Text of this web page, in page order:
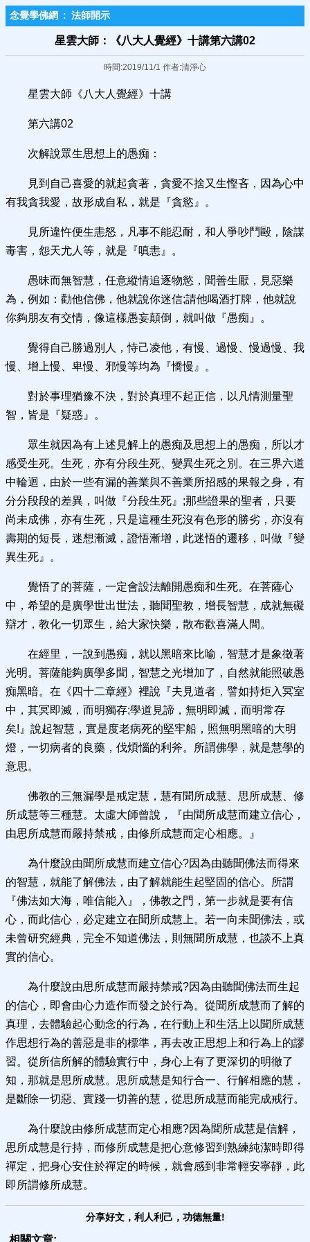
念覺學佛網 : 法師開示
星雲大師：《八大人覺經》十講第六講02
時間:2019/11/1 作者:清淨心
星雲大師《八大人覺經》十講
第六講02
次解說眾生思想上的愚痴：
見到自己喜愛的就起貪著，貪愛不捨又生慳吝，因為心中
有我貪我愛，故形成自私，就是『貪慾』。
見所違忤便生恚怒，凡事不能忍耐，和人爭吵鬥毆，陰謀
毒害，怨天尤人等，就是『嗔恚』。
愚昧而無智慧，任意縱情追逐物慾，聞善生厭，見惡樂
為，例如：勸他信佛，他就說你迷信;請他喝酒打牌，他就說
你夠朋友有交情，像這樣愚妄顛倒，就叫做『愚痴』。
覺得自己勝過別人，恃己凌他，有慢、過慢、慢過慢、我
慢、增上慢、卑慢、邪慢等均為『憍慢』。
對於事理猶豫不決，對於真理不起正信，以凡情測量聖
智，皆是『疑惑』。
眾生就因為有上述見解上的愚痴及思想上的愚痴，所以才
感受生死。生死，亦有分段生死、變異生死之別。在三界六道
中輪迴，由於一些有漏的善業與不善業所招感的果報之身，有
分分段段的差異，叫做『分段生死』;那些證果的聖者，只要
尚未成佛，亦有生死，只是這種生死沒有色形的勝劣，亦沒有
壽期的短長，迷想漸滅，證悟漸增，此迷悟的遷移，叫做『變
異生死』。
覺悟了的菩薩，一定會設法離開愚痴和生死。在菩薩心
中，希望的是廣學世出世法，聽聞聖教，增長智慧，成就無礙
辯才，教化一切眾生，給大家快樂，散布歡喜滿人間。
在經里，一說到愚痴，就以黑暗來比喻，智慧才是象徵著
光明。菩薩能夠廣學多聞，智慧之光增加了，自然就能照破愚
痴黑暗。在《四十二章經》裡說『夫見道者，譬如持炬入冥室
中，其冥即滅，而明獨存;學道見諦，無明即滅，而明常存
矣!』說起智慧，實是度老病死的堅牢船，照無明黑暗的大明
燈，一切病者的良藥，伐煩惱的利斧。所謂佛學，就是慧學的
意思。
佛教的三無漏學是戒定慧，慧有聞所成慧、思所成慧、修
所成慧等三種慧。太虛大師曾說，『由聞所成慧而建立信心，
由思所成慧而嚴持禁戒，由修所成慧而定心相應。』
為什麼說由聞所成慧而建立信心?因為由聽聞佛法而得來
的智慧，就能了解佛法，由了解就能生起堅固的信心。所謂
『佛法如大海，唯信能入』，佛教之門，第一步就是要有信
心，而此信心，必定建立在聞所成慧上。若一向未聞佛法，或
未曾研究經典，完全不知道佛法，則無聞所成慧，也談不上真
實的信心。
為什麼說由思所成慧而嚴持禁戒?因為由聽聞佛法而生起
的信心，即會由心力造作而發之於行為。從聞所成慧而了解的
真理，去體驗起心動念的行為，在行動上和生活上以聞所成慧
作思想行為的善惡是非的標準，再去改正思想上和行為上的謬
習。從所信所解的體驗實行中，身心上有了更深切的明徹了
知，那就是思所成慧。思所成慧是知行合一、行解相應的慧，
是斷除一切惡、實踐一切善的慧，從思所成慧而能完成戒行。
為什麼說由修所成慧而定心相應?因為聞所成慧是信解，
思所成慧是行持，而修所成慧是把心意修習到熟練純潔時即得
禪定，把身心安住於禪定的時候，就會感到非常輕安寧靜，此
即所謂修所成慧。
分享好文，利人利己，功德無量!